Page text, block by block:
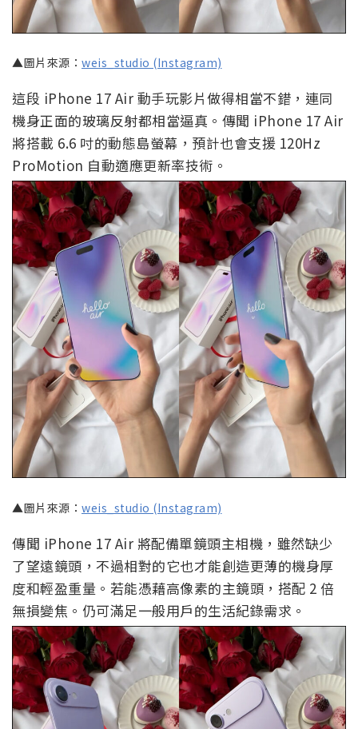
▲圖片來源： weis_studio (Instagram)
這段 iPhone 17 Air 動手玩影片做得相當不錯，連同
機身正面的玻璃反射都相當逼真。傳聞 iPhone 17 Air
將搭載 6.6 吋的動態島螢幕，預計也會支援 120Hz
ProMotion 自動適應更新率技術。
▲圖片來源： weis_studio (Instagram)
傳聞 iPhone 17 Air 將配備單鏡頭主相機，雖然缺少
了望遠鏡頭，不過相對的它也才能創造更薄的機身厚
度和輕盈重量。若能憑藉高像素的主鏡頭，搭配 2 倍
無損變焦。仍可滿足一般用戶的生活紀錄需求。